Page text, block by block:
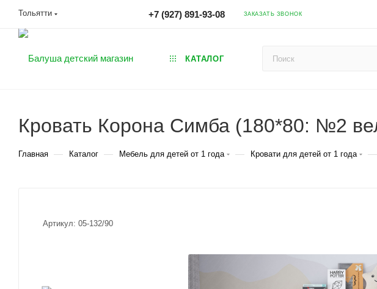
Тольятти +7 (927) 891-93-08 ЗАКАЗАТЬ ЗВОНОК
КАТАЛОГ
Кровать Корона Симба (180*80: №2
Главная — Каталог — Мебель для детей от 1 года — Кровати для детей от 1 года —
Артикул: 05-132/90